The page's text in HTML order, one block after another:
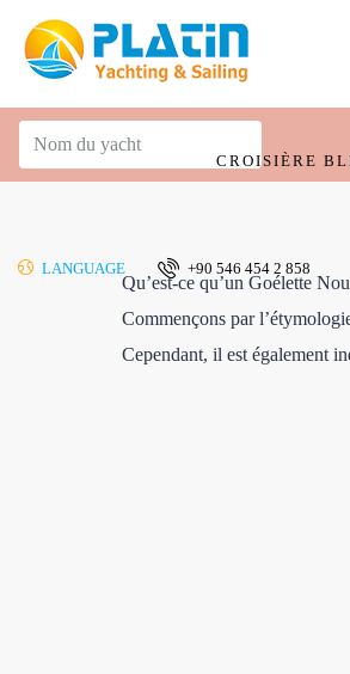
CROISIÈRE
LANGUAGE +90 546 454 2 858
Qu’est-ce qu’un Goélette
Commençons par
Cependant, il est également